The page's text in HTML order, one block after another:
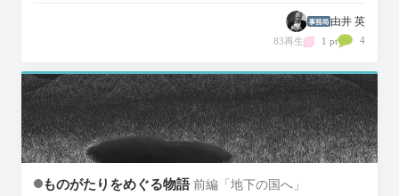
由井 英
83再生 1 pt 4
ものがたりをめぐる物語 前編「地下の国へ」